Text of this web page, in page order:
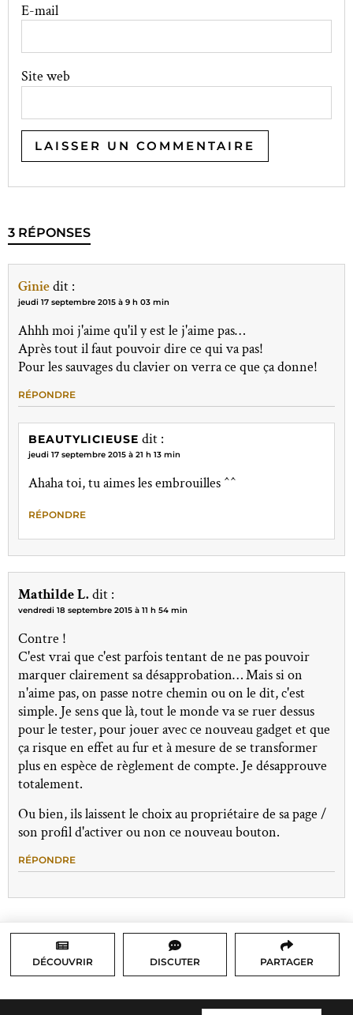
E-mail
Site web
3 RÉPONSES
Giniedit :
jeudi 17 septembre 2015 à 9 h 03 min
Ahhh moi j'aime qu'il y est le j'aime pas…
Après tout il faut pouvoir dire ce qui va pas!
Pour les sauvages du clavier on verra ce que ça donne!
RÉPONDRE
BEAUTYLICIEUSE dit :
jeudi 17 septembre 2015 à 21 h 13 min
Ahaha toi, tu aimes les embrouilles ^^
RÉPONDRE
Mathilde L. dit :
vendredi 18 septembre 2015 à 11 h 54 min
Contre !
C'est vrai que c'est parfois tentant de ne pas pouvoir
marquer clairement sa désapprobation… Mais si on
n'aime pas, on passe notre chemin ou on le dit, c'est
simple. Je sens que là, tout le monde va se ruer dessus
pour le tester, pour jouer avec ce nouveau gadget et que
ça risque en effet au fur et à mesure de se transformer
plus en espèce de règlement de compte. Je désapprouve
totalement.
Ou bien, ils laissent le choix au propriétaire de sa page /
son profil d'activer ou non ce nouveau bouton.
RÉPONDRE
DÉCOUVRIR DISCUTER PARTAGER